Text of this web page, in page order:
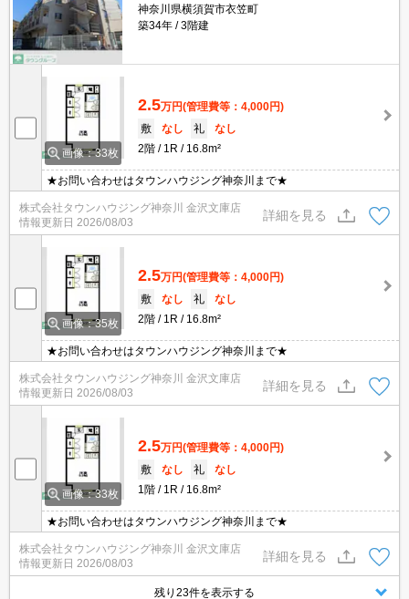
神奈川県横須賀市衣笠町
築34年
3階建
画像：33枚
2.5万円(管理費等：4,000円)
敷
なし 礼
なし
2階
1R 16.8m²
★お問い合わせはタウンハウジング神奈川まで★
株式会社タウンハウジング神奈川 金沢文庫店
情報更新日 2026/08/03
詳細を見る
画像：35枚
2.5万円(管理費等：4,000円)
敷
なし 礼
なし
2階
1R 16.8m²
★お問い合わせはタウンハウジング神奈川まで★
株式会社タウンハウジング神奈川 金沢文庫店
情報更新日 2026/08/03
詳細を見る
画像：33枚
2.5万円(管理費等：4,000円)
敷
なし 礼
なし
1階
1R 16.8m²
★お問い合わせはタウンハウジング神奈川まで★
株式会社タウンハウジング神奈川 金沢文庫店
情報更新日 2026/08/03
詳細を見る
残り23件を表示する